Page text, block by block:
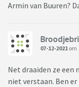
Armin van Buuren?
07-12-2021 om
Net draaiden ze een
niet verstaan. Ben